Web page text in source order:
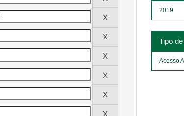
2019
Tipo
Acesso